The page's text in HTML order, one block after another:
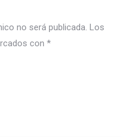
no será publicada. Los
con *